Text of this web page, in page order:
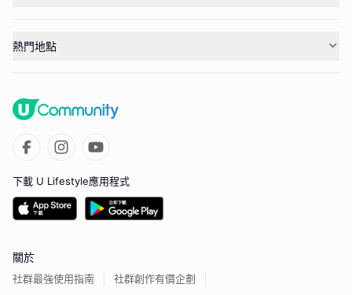
熱門地點
下載 U Lifestyle應用程式
關於
社群最強使用指南
社群創作有價企劃